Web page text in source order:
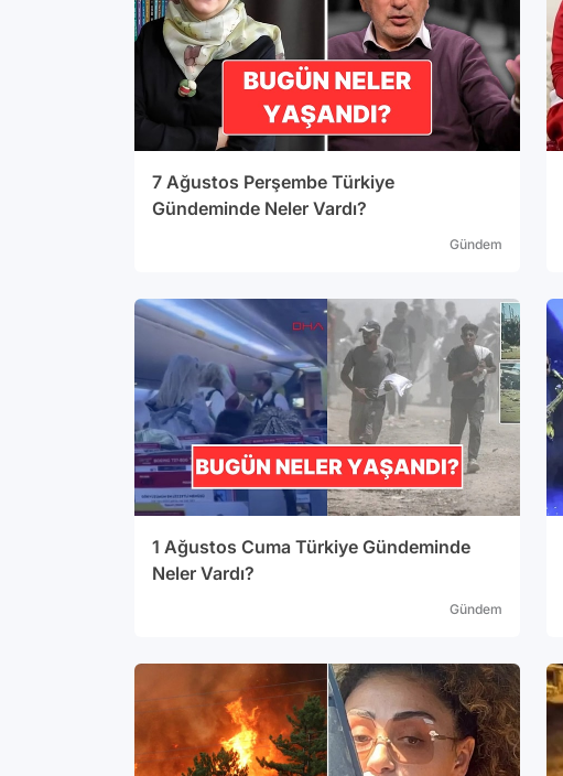
7 Ağustos Perşembe Türkiye
Gündeminde Neler Vardı?
Gündem
1 Ağustos Cuma Türkiye Gündeminde
Neler Vardı?
Gündem